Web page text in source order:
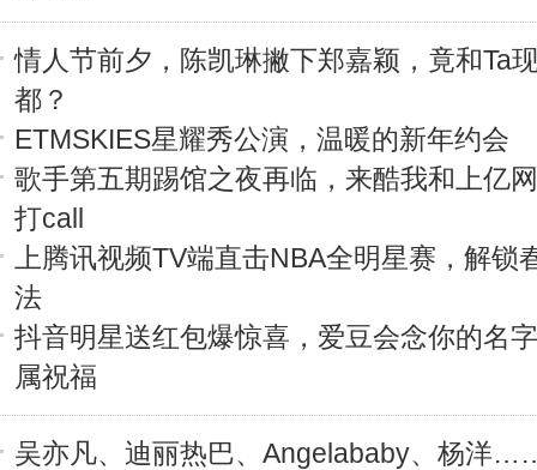
情人节前夕，陈凯琳撇下郑嘉颖，竟和Ta
都？
ETMSKIES星耀秀公演，温暖的新年约会
歌手第五期踢馆之夜再临，来酷我和上亿
打call
上腾讯视频TV端直击NBA全明星赛，解锁
法
抖音明星送红包爆惊喜，爱豆会念你的名
属祝福
吴亦凡、迪丽热巴、Angelababy、杨洋